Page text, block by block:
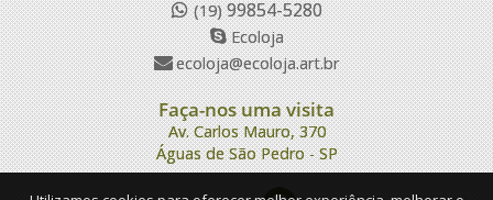
(19)99854-5280
Ecoloja
ecoloja@ecoloja.art.br
Faça-nos uma visita
Av. Carlos Mauro, 370
Águas de São Pedro - SP